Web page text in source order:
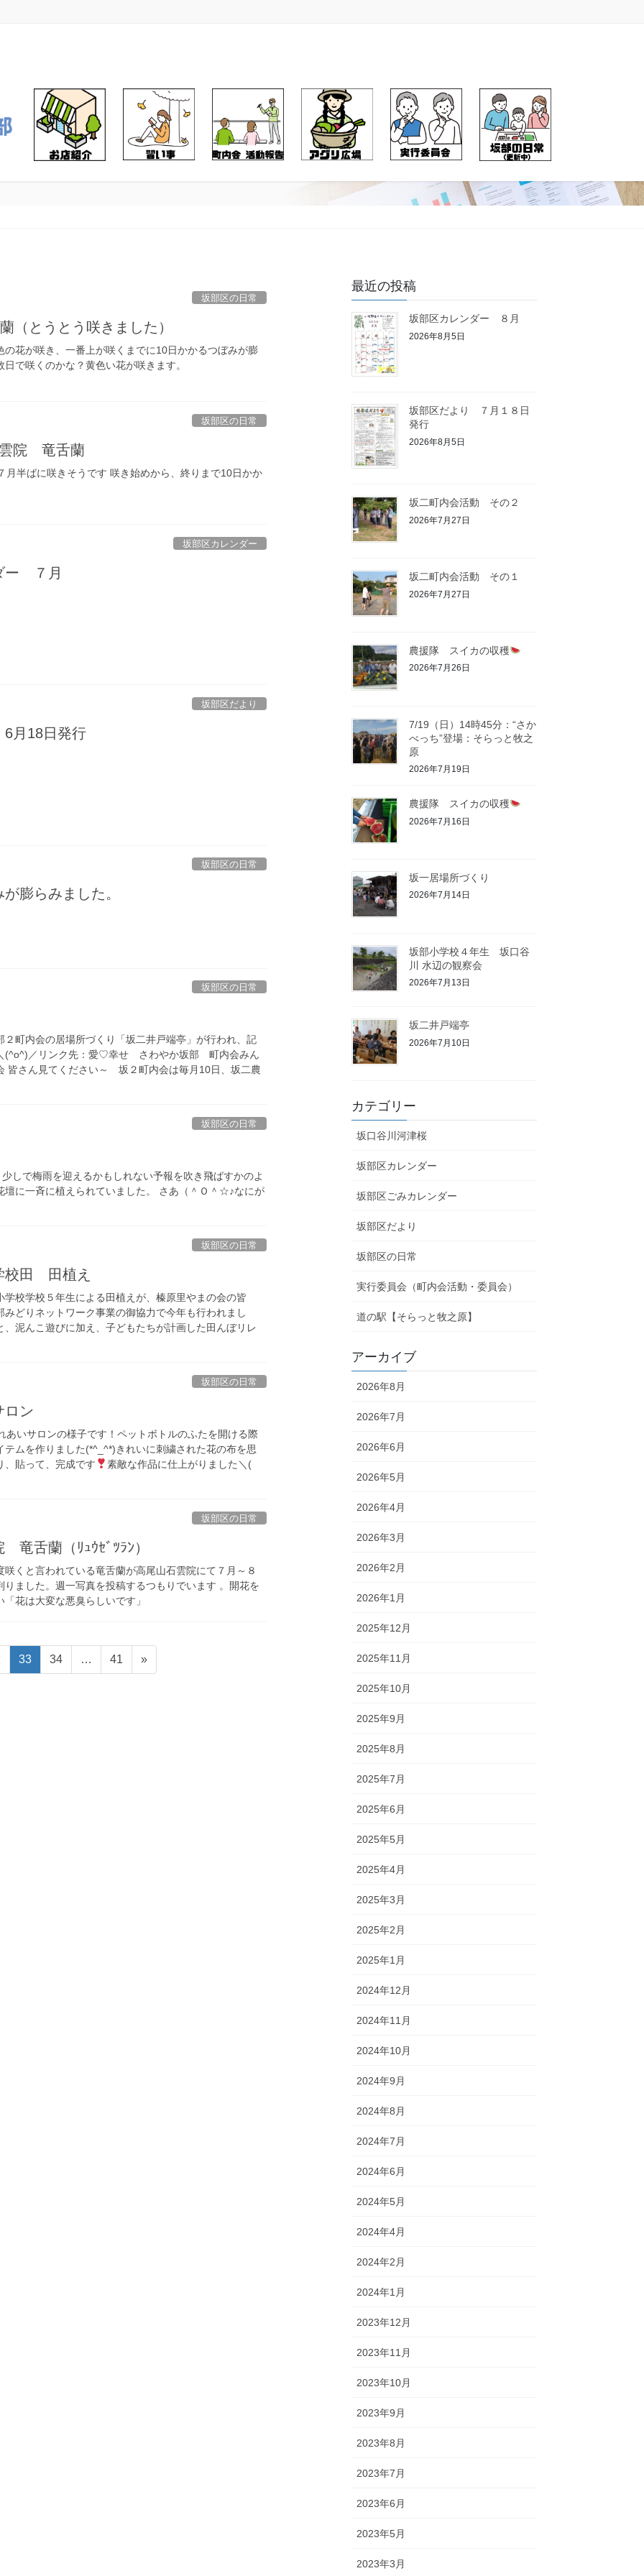
坂部区の日常
（とうとう咲きました）
の花が咲き、一番上が咲くまでに10日かかるつぼみが膨
で咲くのかな？黄色い花が咲きます。
坂部区の日常
院 竜舌蘭
月半ばに咲きそうです 咲き始めから、終りまで10日かか
坂部区カレンダー
ー ７月
坂部区だより
月18日発行
坂部区の日常
膨らみました。
坂部区の日常
２町内会の居場所づくり「坂二井戸端亭」が行われ、記
(^o^)／リンク先：愛♡幸せ さわやか坂部 町内会みん
皆さん見てください～ 坂２町内会は毎月10日、坂二農
坂部区の日常
しで梅雨を迎えるかもしれない予報を吹き飛ばすかのよ
壇に一斉に植えられていました。 さあ（＾Ｏ＾☆♪なにが
坂部区の日常
田 田植え
学校学校５年生による田植えが、榛原里やまの会の皆
みどりネットワーク事業の御協力で今年も行われまし
、泥んこ遊びに加え、子どもたちが計画した田んぼリレ
坂部区の日常
ロン
あいサロンの様子です！ペットボトルのふたを開ける際
テムを作りました(*^_^*)きれいに刺繍された花の布を思
、貼って、完成です
素敵な作品に仕上がりました＼(
坂部区の日常
舌蘭（ﾘｭｳｾﾞﾂﾗﾝ）
くと言われている竜舌蘭が高尾山石雲院にて７月～８
りました。週一写真を投稿するつもりでいます 。開花を
花は大変な悪臭らしいです」
ペ
ー
33
ペ
ー
34 …
ペ
ー
41 »
最近の投稿
坂部区カレンダー ８月
2026年8月5日
坂部区だより ７月１８日
発行
2026年8月5日
坂二町内会活動 その２
2026年7月27日
坂二町内会活動 その１
2026年7月27日
農援隊 スイカの収穫
2026年7月26日
7/19（日）14時45分：“さか
べっち”登場：そらっと牧之
原
2026年7月19日
農援隊 スイカの収穫
2026年7月16日
坂一居場所づくり
2026年7月14日
坂部小学校４年生 坂口谷
川 水辺の観察会
2026年7月13日
坂二井戸端亭
2026年7月10日
カテゴリー
坂口谷川河津桜
坂部区カレンダー
坂部区ごみカレンダー
坂部区だより
坂部区の日常
実行委員会（町内会活動・委員会）
道の駅【そらっと牧之原】
アーカイブ
2026年8月
2026年7月
2026年6月
2026年5月
2026年4月
2026年3月
2026年2月
2026年1月
2025年12月
2025年11月
2025年10月
2025年9月
2025年8月
2025年7月
2025年6月
2025年5月
2025年4月
2025年3月
2025年2月
2025年1月
2024年12月
2024年11月
2024年10月
2024年9月
2024年8月
2024年7月
2024年6月
2024年5月
2024年4月
2024年2月
2024年1月
2023年12月
2023年11月
2023年10月
2023年9月
2023年8月
2023年7月
2023年6月
2023年5月
2023年3月